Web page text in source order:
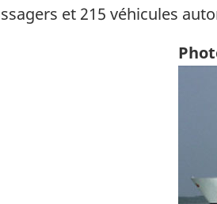
et 215 véhicules